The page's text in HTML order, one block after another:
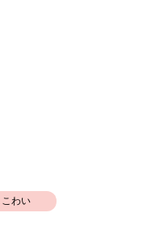
こわい